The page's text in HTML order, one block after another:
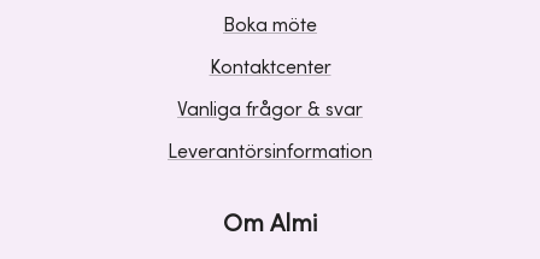
Boka möte
Kontaktcenter
Vanliga frågor & svar
Leverantörsinformation
Om Almi